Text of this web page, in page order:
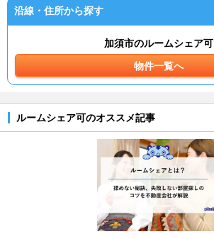
沿線・住所から探す
加須市のルームシェア可
物件一覧へ
ルームシェア可のオススメ記事